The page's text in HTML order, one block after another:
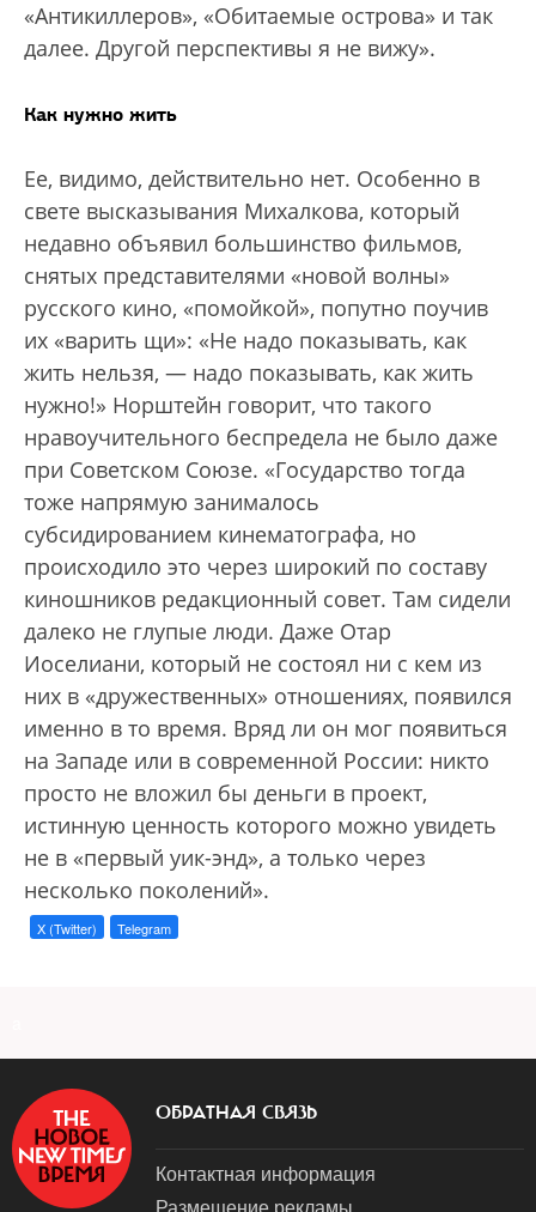
«Антикиллеров», «Обитаемые острова» и так
далее. Другой перспективы я не вижу».
Как нужно жить
Ее, видимо, действительно нет. Особенно в
свете высказывания Михалкова, который
недавно объявил большинство фильмов,
снятых представителями «новой волны»
русского кино, «помойкой», попутно поучив
их «варить щи»: «Не надо показывать, как
жить нельзя, — надо показывать, как жить
нужно!» Норштейн говорит, что такого
нравоучительного беспредела не было даже
при Советском Союзе. «Государство тогда
тоже напрямую занималось
субсидированием кинематографа, но
происходило это через широкий по составу
киношников редакционный совет. Там сидели
далеко не глупые люди. Даже Отар
Иоселиани, который не состоял ни с кем из
них в «дружественных» отношениях, появился
именно в то время. Вряд ли он мог появиться
на Западе или в современной России: никто
просто не вложил бы деньги в проект,
истинную ценность которого можно увидеть
не в «первый уик-энд», а только через
несколько поколений».
X (Twitter) Telegram
ОБРАТНАЯ СВЯЗЬ
Контактная информация